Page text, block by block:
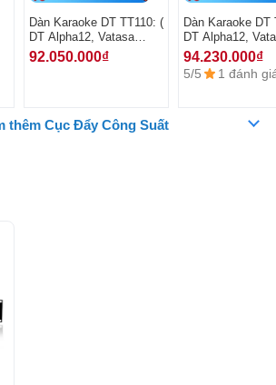
thanh đẳng cấp
truyền công nghệ của Đức với lịch sử hình
30 năm kinh nghiệm sản xuất các sản phẩm
nghiệp nên dòng
rất nhiều công nghệ cốt lõi của hãng cho
Dàn Karaoke DT TT110: (
DT Alpha12, Vatasa
T800, Vatasa V8pro, DT
Lion408, DT Sigma118,
92.050.000₫
Dàn Karaoke DT
DT Alpha12,
T900, Vatasa
Vatasa
Sigma115)
94.230.000₫
5/5 1 đánh
thêm Cục Đẩy Công Suất